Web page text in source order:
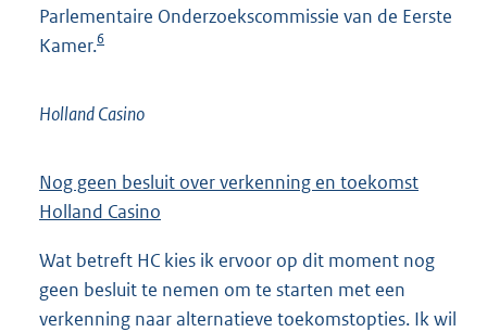
Parlementaire Onderzoekscommissie van de Eerste
Kamer.6
Holland Casino
Nog geen besluit over verkenning en toekomst
Holland Casino
Wat betreft HC kies ik ervoor op dit moment nog
geen besluit te nemen om te starten met een
verkenning naar alternatieve toekomstopties. Ik wil